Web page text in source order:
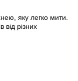
яку легко мити.
від різних